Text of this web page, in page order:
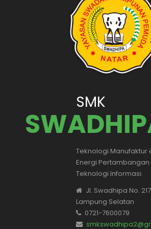
SMK
Teknologi Manufaktur
Energi
Teknologi Informasi.
Jl. Swadhipa No.
Lampung Selatan
0721-7600079